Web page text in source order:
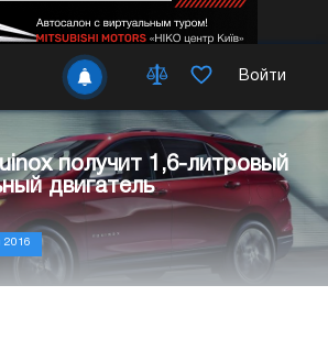
Войти
получит 1,6-литровый
двигатель
2016